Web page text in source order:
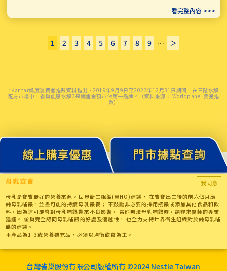
看完整內容 >>>
1 2 3 4 5 6 7 8 9 … ＞
*Kantar凱度消費者指數資料指出，2019年9月9日至2023年12月31日期間，在三階水解
配方市場中，雀巢能恩水解3是銷售金額市佔第一品牌。（資料來源： Worldpanel 嬰兒指
數）
母乳是寶寶最好的營養來源。世界衛生組織(WHO)建議， 在寶寶出生後的前六個月應
純母乳哺餵，並盡可能的持續母乳餵養； 不鼓勵非必要的採用瓶餵或添加其他食品和飲
料，因為這可能會對母乳哺餵帶來不良影響， 當你無法母乳哺餵時，請尋求醫師的專業
建議。 雀巢完全認同母乳哺餵的好處及優越性， 也全力支持世界衛生組織對於純母乳哺
餵的建議。
本產品為1-3歲營養補充品，必須以均衡飲食為主。
我同意
台灣雀巢股份有限公司版權所有 ©2024 Nestle Taiwan